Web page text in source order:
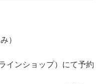
）
インショップ）にて予約